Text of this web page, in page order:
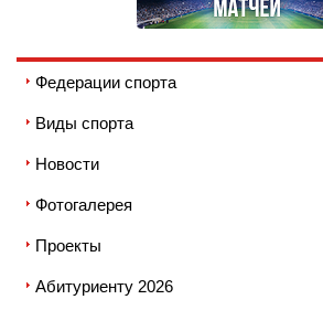
Федерации спорта
Виды спорта
Новости
Фотогалерея
Проекты
Абитуриенту 2026